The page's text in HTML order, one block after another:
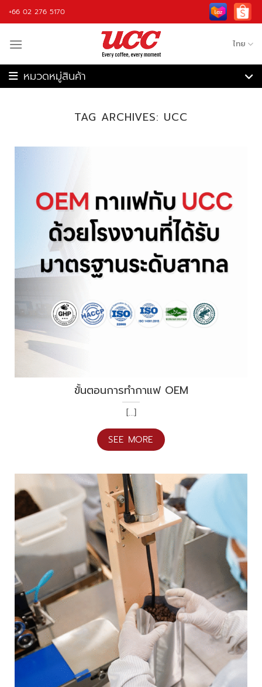
Skip
to
+66 02 276 5170
ไทย
เครื่องชงกาแฟอัตโนมัติ
เครื่องคั่วกาแฟ
วัตถุดิบ
TAG ARCHIVES: UCC
ขั้นตอนการทำกาแฟ OEM
[...]
SEE MORE